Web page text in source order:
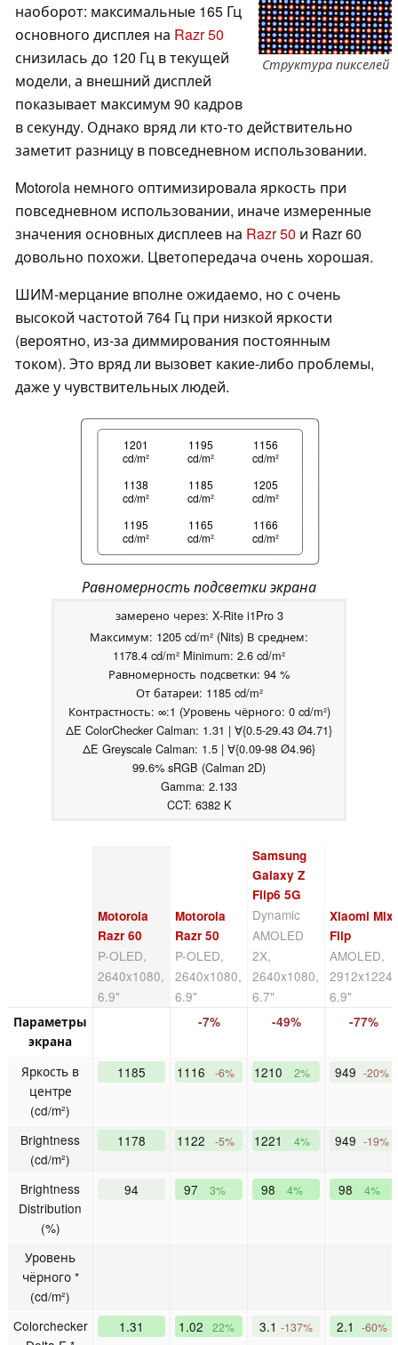
Структура пикселей
наоборот: максимальные 165 Гц
основного дисплея на Razr 50
снизилась до 120 Гц в текущей
модели, а внешний дисплей
показывает максимум 90 кадров
в секунду. Однако вряд ли кто-то действительно
заметит разницу в повседневном использовании.
Motorola немного оптимизировала яркость при
повседневном использовании, иначе измеренные
значения основных дисплеев на Razr 50 и Razr 60
довольно похожи. Цветопередача очень хорошая.
ШИМ-мерцание вполне ожидаемо, но с очень
высокой частотой 764 Гц при низкой яркости
(вероятно, из-за диммирования постоянным
током). Это вряд ли вызовет какие-либо проблемы,
даже у чувствительных людей.
1201
cd/m²
1195
cd/m²
1156
cd/m²
1138
cd/m²
1185
cd/m²
1205
cd/m²
1195
cd/m²
1165
cd/m²
1166
cd/m²
Равномерность подсветки экрана
замерено через: X-Rite i1Pro 3
Максимум: 1205 cd/m² (Nits) В среднем:
1178.4 cd/m² Minimum: 2.6 cd/m²
Равномерность подсветки: 94 %
От батареи: 1185 cd/m²
Контрастность: ∞:1 (Уровень чёрного: 0 cd/m²)
ΔE ColorChecker Calman: 1.31 | ∀{0.5-29.43 Ø4.71}
ΔE Greyscale Calman: 1.5 | ∀{0.09-98 Ø4.96}
99.6% sRGB (Calman 2D)
Gamma: 2.133
CCT: 6382 K
Motorola
Razr 60
P-OLED,
2640x1080,
6.9"
Motorola
Razr 50
P-OLED,
2640x1080,
6.9"
Samsung
Galaxy Z
Flip6 5G
Dynamic
AMOLED
2X,
2640x1080,
6.7"
Xiaomi Mix
Flip
AMOLED,
2912x1224,
6.9"
Параметры
экрана
-7% -49% -77%
Яркость в
центре
(cd/m²)
1185 1116 -6% 1210 2% 949 -20%
Brightness
(cd/m²)
1178 1122 -5% 1221 4% 949 -19%
Brightness
Distribution
(%)
94 97 3% 98 4% 98 4%
Уровень
чёрного *
(cd/m²)
Colorchecker
1.31 1.02 22% 3.1 -137% 2.1 -60%